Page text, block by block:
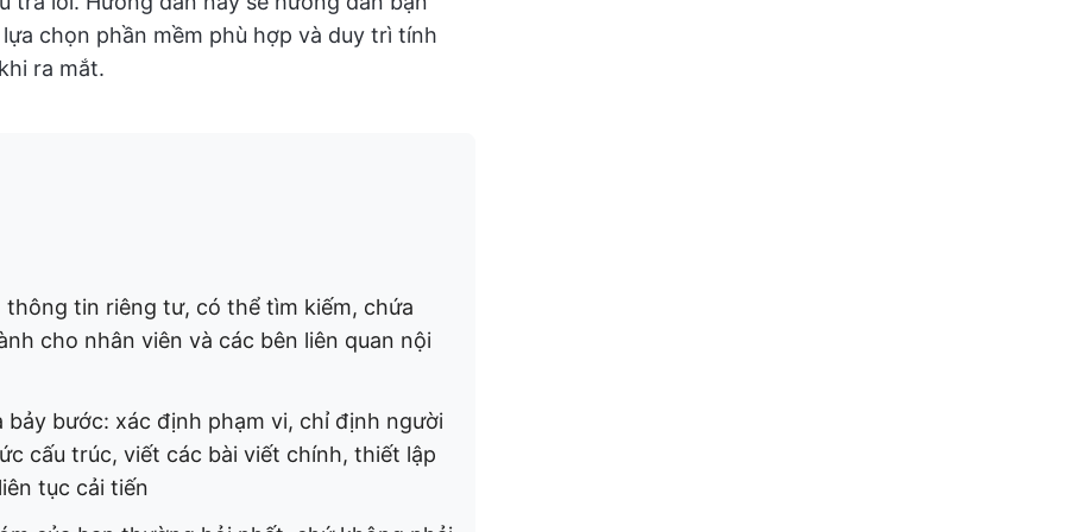
chọn phần mềm phù hợp và duy trì tính
ra mắt.
tin riêng tư, có thể tìm kiếm, chứa
cho nhân viên và các bên liên quan nội
bước: xác định phạm vi, chỉ định người
cấu trúc, viết các bài viết chính, thiết lập
tục cải tiến